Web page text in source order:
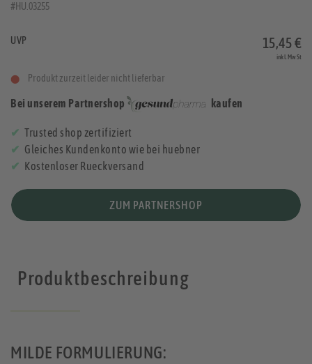
#HU.03255
UVP 15,45 €
inkl. MwSt
Produkt zurzeit leider nicht lieferbar
Bei unserem Partnershop kaufen
Trusted shop zertifiziert
Gleiches Kundenkonto wie bei huebner
Kostenloser Rueckversand
ZUM PARTNERSHOP
Produktbeschreibung
MILDE FORMULIERUNG: